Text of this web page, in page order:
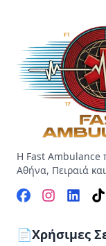
Η Fast Ambulance
Αθήνα, Πειραιά
📄Χρήσιμες